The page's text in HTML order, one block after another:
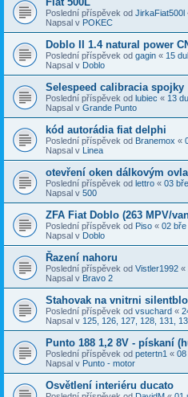
Poslední příspěvek od JirkaFiat500l
Napsal v POKEC
Doblo II 1.4 natural power
Poslední příspěvek od gagin « 15
Napsal v Doblo
Selespeed calibracia spojky
Poslední příspěvek od lubiec « 13
Napsal v Grande Punto
kód autorádia fiat delphi
Poslední příspěvek od Branemox «
Napsal v Linea
otevření oken dálkovým
Poslední příspěvek od lettro « 03
Napsal v 500
ZFA Fiat Doblo (263 MPV/
Poslední příspěvek od Piso « 02 bře
Napsal v Doblo
Řazení nahoru
Poslední příspěvek od Vistler1992 «
Napsal v Bravo 2
Stahovak na vnitrni
Poslední příspěvek od vsuchard «
Napsal v 125, 126, 127, 128, 131,
Punto 188 1,2 8V - pískaní
Poslední příspěvek od petertn1 « 08
Napsal v Punto - motor
Osvětlení interiéru ducato